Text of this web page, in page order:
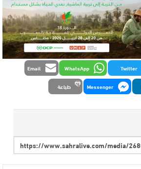
Twitter
WhatsApp
Email
Messenger طباعة